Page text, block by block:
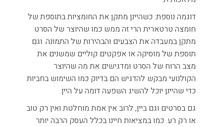
דוגמה נוספת: כשהיינן מתקן את החומציות בתוספת של
חומצה טרטארית הרי זה ממש כמו שהיוצר של הסרט
מתקן במעבדה את הצבעים והבהירות של התמונה. וגם
תוספת של מוסיקה או אפקטים קוליים שמשנים את
מצב הרוח של הסרט ומדגישים את מה שהיוצר
הקולנועי מבקש להדגיש הם בדיוק כמו השימוש בחביות
כדי שהיינן יוכל להשיג השפעה דומה על היין.
גם בסרטים וגם ביין, לרוב אין אמת מוחלטת ואין רק טוב
או רק רע. כמו במציאות חיינו בכלל העסק הרבה יותר